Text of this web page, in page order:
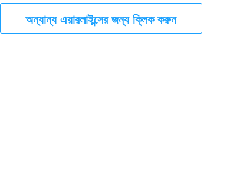
অন্যান্য এয়ারলাইন্সের জন্য ক্লিক করুন